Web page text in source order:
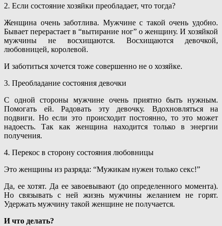
2. Если состояние хозяйки преобладает, что тогда?
Женщина очень заботлива. Мужчине с такой очень удобно.
Бывает перерастает в “вытирание ног” о женщину. И хозяйкой
мужчины не восхищаются. Восхищаются девочкой,
любовницей, королевой.
И заботиться хочется тоже совершенно не о хозяйке.
3. Преобладание состояния девочки
С одной стороны мужчине очень приятно быть нужным.
Помогать ей. Радовать эту девочку. Вдохновляться на
подвиги. Но если это происходит постоянно, то это может
надоесть. Так как женщина находится только в энергии
получения.
4. Перекос в сторону состояния любовницы
Это женщины из разряда: “Мужикам нужен только секс!”
Да, ее хотят. Да ее завоевывают (до определенного момента).
Но связывать с ней жизнь мужчины желанием не горят.
Удержать мужчину такой женщине не получается.
И что делать?